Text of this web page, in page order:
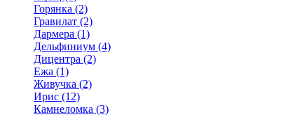
Горянка (2)
Гравилат (2)
Дармера (1)
Дельфиниум (4)
Дицентра (2)
Ежа (1)
Живучка (2)
Ирис (12)
Камнеломка (3)